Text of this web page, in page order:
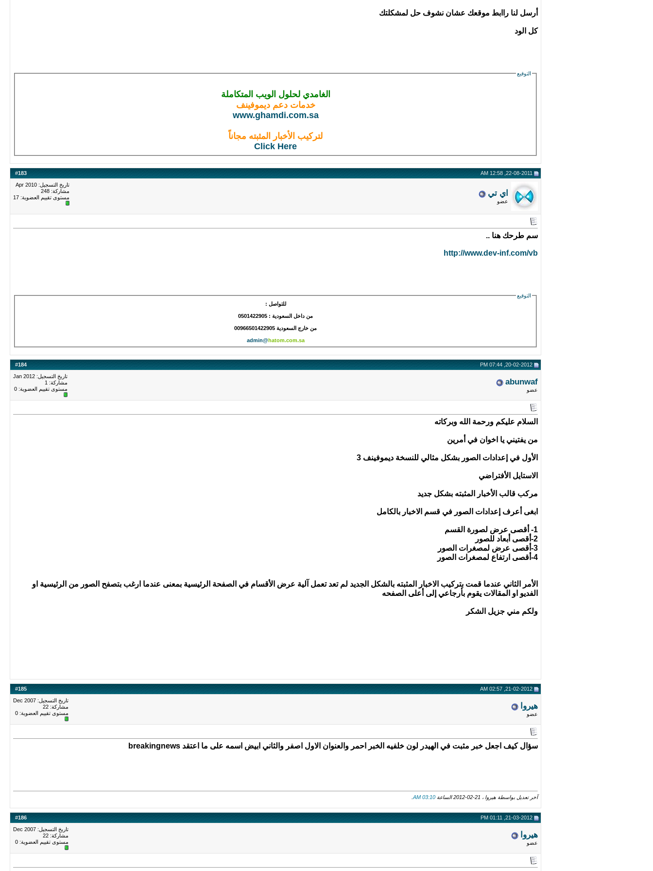
أرسل لنا راابط موقعك عشان نشوف حل لمشكلتك
كل الود
التوقيع
الغامدي لحلول الويب المتكاملة
خدمات دعم ديموفينف
www.ghamdi.com.sa
لتركيب الأخبار المثبته مجاناً
Click Here
#183
اي تي
عضو
تاريخ التسجيل: Apr 2010
مشاركة: 248
مستوى تقييم العضوية: 17
سم طرحك هنا ..
http://www.dev-inf.com/vb
التوقيع
للتواصل :
من داخل السعودية : 0501422905
من خارج السعودية 00966501422905
admin@hatom.com.sa
#184
abunwaf
عضو
تاريخ التسجيل: Jan 2012
مشاركة: 1
مستوى تقييم العضوية: 0
السلام عليكم ورحمة الله وبركاته
من يفتيني يا اخوان في أمرين
الأول في إعدادات الصور بشكل مثالي للنسخة ديموفينف 3
الاستايل الأفتراضي
مركب قالب الأخبار المثبته بشكل جديد
ابغى أعرف إعدادات الصور في قسم الاخبار بالكامل
1- أقصى عرض لصورة القسم
2-أقصى أبعاد للصور
3-أقصى عرض لمصغرات الصور
4-أقصى ارتفاع لمصغرات الصور
الأمر الثاني عندما قمت بتركيب الاخبار المثبته بالشكل الجديد لم تعد تعمل آلية عرض الأقسام في الصفحة الرئيسية بمعنى عندما ارغب بتصفح الصور من الرئيسية او
الفديو او المقالات يقوم بأرجاعي إلى أعلى الصفحه
ولكم مني جزيل الشكر
#185
هيروا
عضو
تاريخ التسجيل: Dec 2007
مشاركة: 22
مستوى تقييم العضوية: 0
سؤال كيف اجعل خبر مثبت في الهيدر لون خلفيه الخبر احمر والعنوان الاول اصفر والثاني ابيض اسمه على ما اعتقد breakingnews
آخر تعديل بواسطة هيروا ، 21-02-2012 الساعة 03:10 AM
#186
هيروا
عضو
تاريخ التسجيل: Dec 2007
مشاركة: 22
مستوى تقييم العضوية: 0